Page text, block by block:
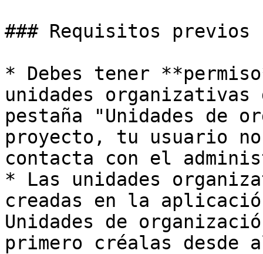
### Requisitos previos
* Debes tener
unidades
pestaña "Unidades de
proyecto, tu usuario
contacta con el
* Las unidades
creadas en la
Unidades de
primero créalas